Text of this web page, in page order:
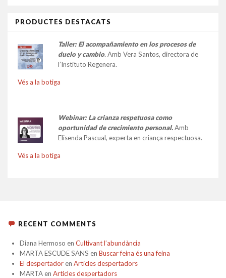
PRODUCTES DESTACATS
Taller: El acompañamiento en los procesos de
duelo y cambio.Amb Vera Santos, directora de
l’Instituto Regenera.
Vés a la botiga
Webinar: La crianza respetuosa como
oportunidad de crecimiento personal.Amb
Elisenda Pascual, experta en criança respectuosa.
Vés a la botiga
RECENT COMMENTS
Diana Hermoso en Cultivant l’abundància
MARTA ESCUDE SANS en Buscar feina és una feina
El despertadoren Articles despertadors
MARTAen Articles despertadors